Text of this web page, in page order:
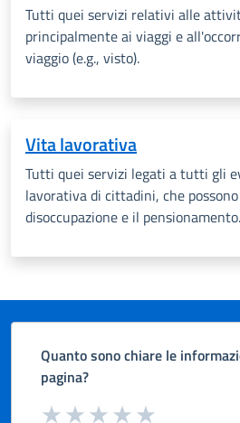
Tutti quei servizi relativi alle
principalmente ai viaggi e
viaggio (e.g., visto).
Vita lavorativa
Tutti quei servizi legati a tutti gli
lavorativa di cittadini, che
disoccupazione e il pensionamento.
Quanto sono chiare le
pagina?
Valuta da 1 a 5 stelle la pagina